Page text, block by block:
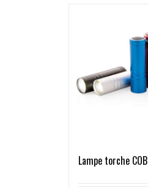
Lampe torche COB